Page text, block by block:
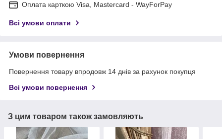
Оплата карткою Visa, Mastercard - WayForPay
Всі умови оплати
Умови повернення
Повернення товару впродовж 14 днів за рахунок покупця
Всі умови повернення
З цим товаром також замовляють